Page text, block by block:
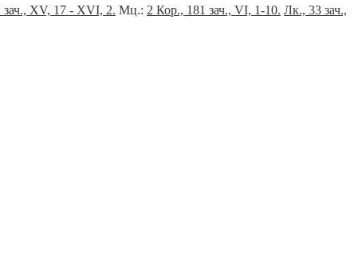
XV, 17 - XVI, 2. Мц.: 2 Кор., 181 зач., VI, 1-10. Лк., 33 зач.,